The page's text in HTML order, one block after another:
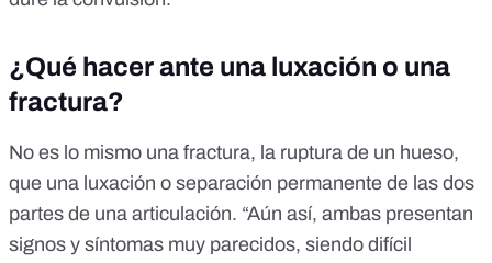
¿Qué hacer ante una luxación o una
fractura?
No es lo mismo una fractura, la ruptura de un hueso,
que una luxación o separación permanente de las dos
partes de una articulación. “Aún así, ambas presentan
signos y síntomas muy parecidos, siendo difícil